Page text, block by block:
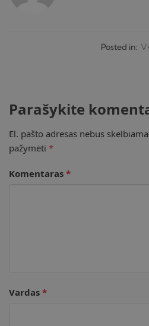
Posted in:
Parašykite
El. pašto adresas nebus
pažymėti *
Komentaras *
Vardas *